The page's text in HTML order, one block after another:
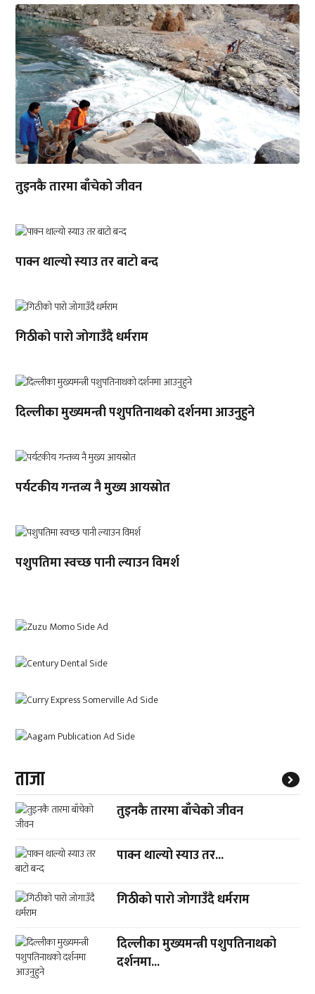
तुइनकै तारमा बाँचेको जीवन
पाक्न थाल्यो स्याउ तर बाटो बन्द
गिठीको पारो जोगाउँदै धर्मराम
दिल्लीका मुख्यमन्त्री पशुपतिनाथको दर्शनमा आउनुहुने
पर्यटकीय गन्तव्य नै मुख्य आयस्रोत
पशुपतिमा स्वच्छ पानी ल्याउन विमर्श
ताजा
तुइनकै तारमा बाँचेको जीवन
पाक्न थाल्यो स्याउ तर...
गिठीको पारो जोगाउँदै धर्मराम
दिल्लीका मुख्यमन्त्री पशुपतिनाथको
दर्शनमा...